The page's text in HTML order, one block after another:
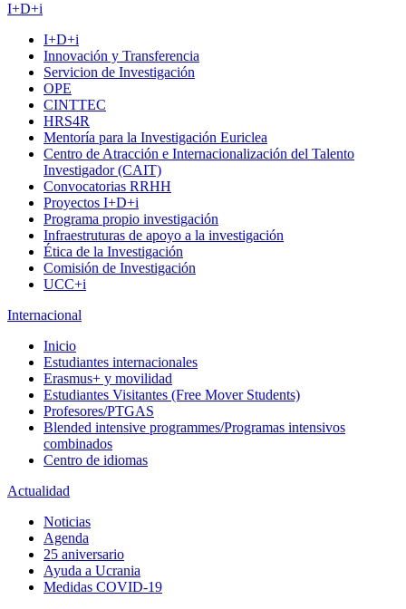
I+D+i
I+D+i
Innovación y Transferencia
Servicion de Investigación
OPE
CINTTEC
HRS4R
Mentoría para la Investigación Euriclea
Centro de Atracción e Internacionalización del Talento
Investigador (CAIT)
Convocatorias RRHH
Proyectos I+D+i
Programa propio investigación
Infraestruturas de apoyo a la investigación
Ética de la Investigación
Comisión de Investigación
UCC+i
Internacional
Inicio
Estudiantes internacionales
Erasmus+ y movilidad
Estudiantes Visitantes (Free Mover Students)
Profesores/PTGAS
Blended intensive programmes/Programas intensivos
combinados
Centro de idiomas
Actualidad
Noticias
Agenda
25 aniversario
Ayuda a Ucrania
Medidas COVID-19